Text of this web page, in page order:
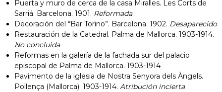
Puerta y muro de cerca de la casa Miralles. Les Corts de
Sarriá. Barcelona. 1901. Reformada
Decoración del “Bar Torino”. Barcelona. 1902. Desaparecido
Restauración de la Catedral. Palma de Mallorca. 1903-1914.
No concluida
Reformas en la galería de la fachada sur del palacio
episcopal de Palma de Mallorca. 1903-1914
Pavimento de la iglesia de Nostra Senyora dels Àngels.
Pollença (Mallorca). 1903-1914. Atribución incierta